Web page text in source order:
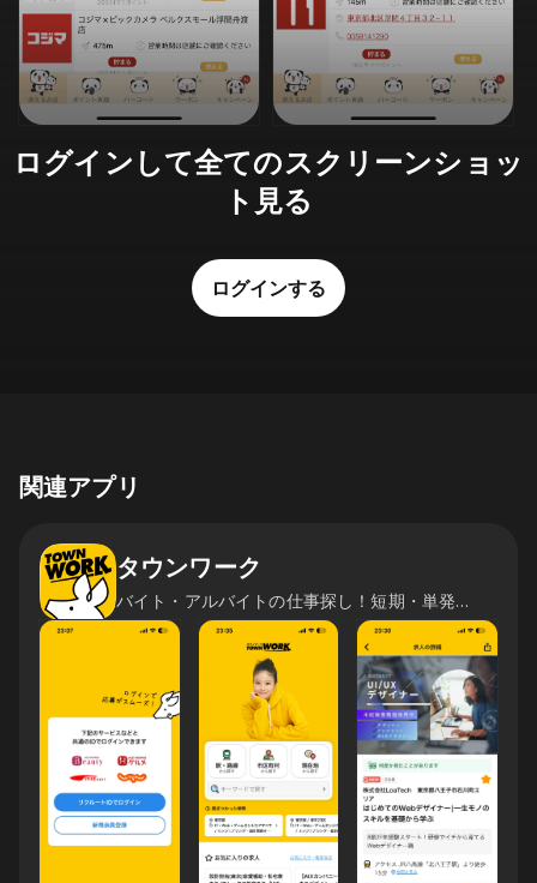
ログインして全てのスクリーンショッ
ト見る
ログインする
関連アプリ
タウンワーク
バイト・アルバイトの仕事探し！短期・単発バイトの求人も豊富！